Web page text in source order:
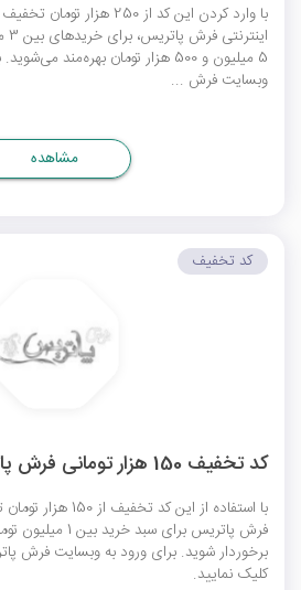
با وارد کردن این کد از 250
5 میلیون و 500 هزار تومان
وبسایت فرش ...
مشاهده
کد تخفیف 150 هزار تومانی فرش پاتریس
با استفاده از این کد
برخوردار شوید. برای ورود به وبسایت فرش
کلیک نمایید.
کد تخفیف